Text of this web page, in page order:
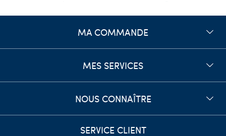
MA COMMANDE
MES SERVICES
NOUS CONNAÎTRE
SERVICE CLIENT